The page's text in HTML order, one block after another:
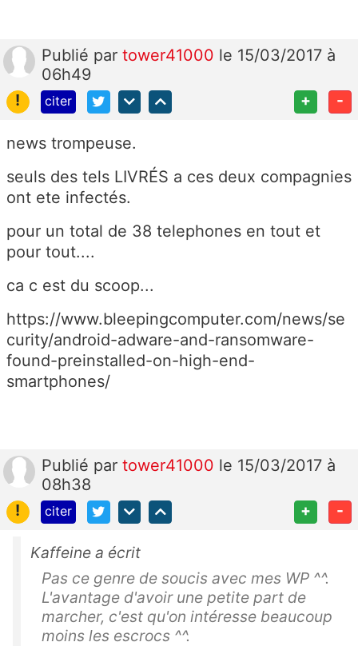
Publié par tower41000 le 15/03/2017 à
06h49
!
citer + -
news trompeuse.
seuls des tels LIVRÉS a ces deux compagnies
ont ete infectés.
pour un total de 38 telephones en tout et
pour tout....
ca c est du scoop...
https://www.bleepingcomputer.com/news/se
curity/android-adware-and-ransomware-
found-preinstalled-on-high-end-
smartphones/
Publié par tower41000 le 15/03/2017 à
08h38
!
citer + -
Kaffeine a écrit
Pas ce genre de soucis avec mes WP ^^.
L'avantage d'avoir une petite part de
marcher, c'est qu'on intéresse beaucoup
moins les escrocs ^^.